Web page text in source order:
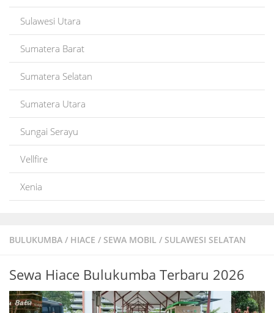
BULUKUMBA / HIACE / SEWA MOBIL / SULAWESI SELATAN
Sewa Hiace Bulukumba Terbaru 2026
Sulawesi Utara
Sumatera Barat
Sumatera Selatan
Sumatera Utara
Sungai Serayu
Vellfire
Xenia